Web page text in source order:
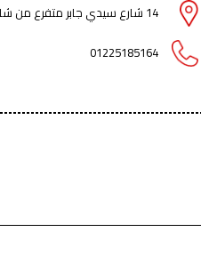
14 شارع سيدي جابر متفرع من شارع دمشق - مصر الجديدة - القاهرة
01225185164